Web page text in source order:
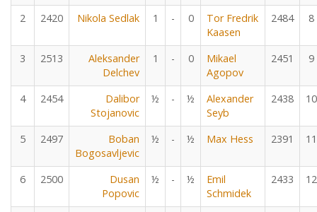
2 2420 Nikola Sedlak 1 - 0
Tor Fredrik
Kaasen
2484 8
3 2513
Aleksander
Delchev
1 - 0
Mikael
Agopov
2451 9
4 2454
Dalibor
Stojanovic
½ - ½
Alexander
Seyb
2438 10
5 2497
Boban
Bogosavljevic
½ - ½ Max Hess 2391 11
6 2500
Dusan
Popovic
½ - ½
Emil
Schmidek
2433 12